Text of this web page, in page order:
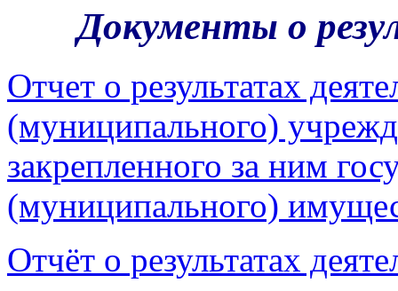
Документы о
Отчет о результатах
(муниципального)
закрепленного за ним
(муниципального)
Отчёт о результатах